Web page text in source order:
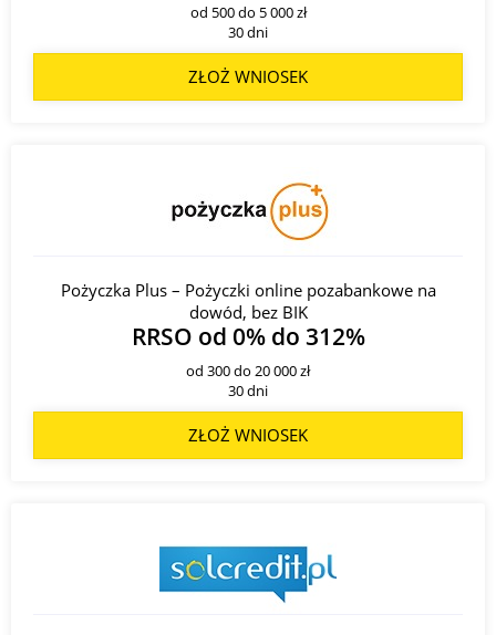
od 500 do 5 000 zł
30 dni
ZŁOŻ WNIOSEK
Pożyczka Plus – Pożyczki online pozabankowe na
dowód, bez BIK
RRSO od 0% do 312%
od 300 do 20 000 zł
30 dni
ZŁOŻ WNIOSEK